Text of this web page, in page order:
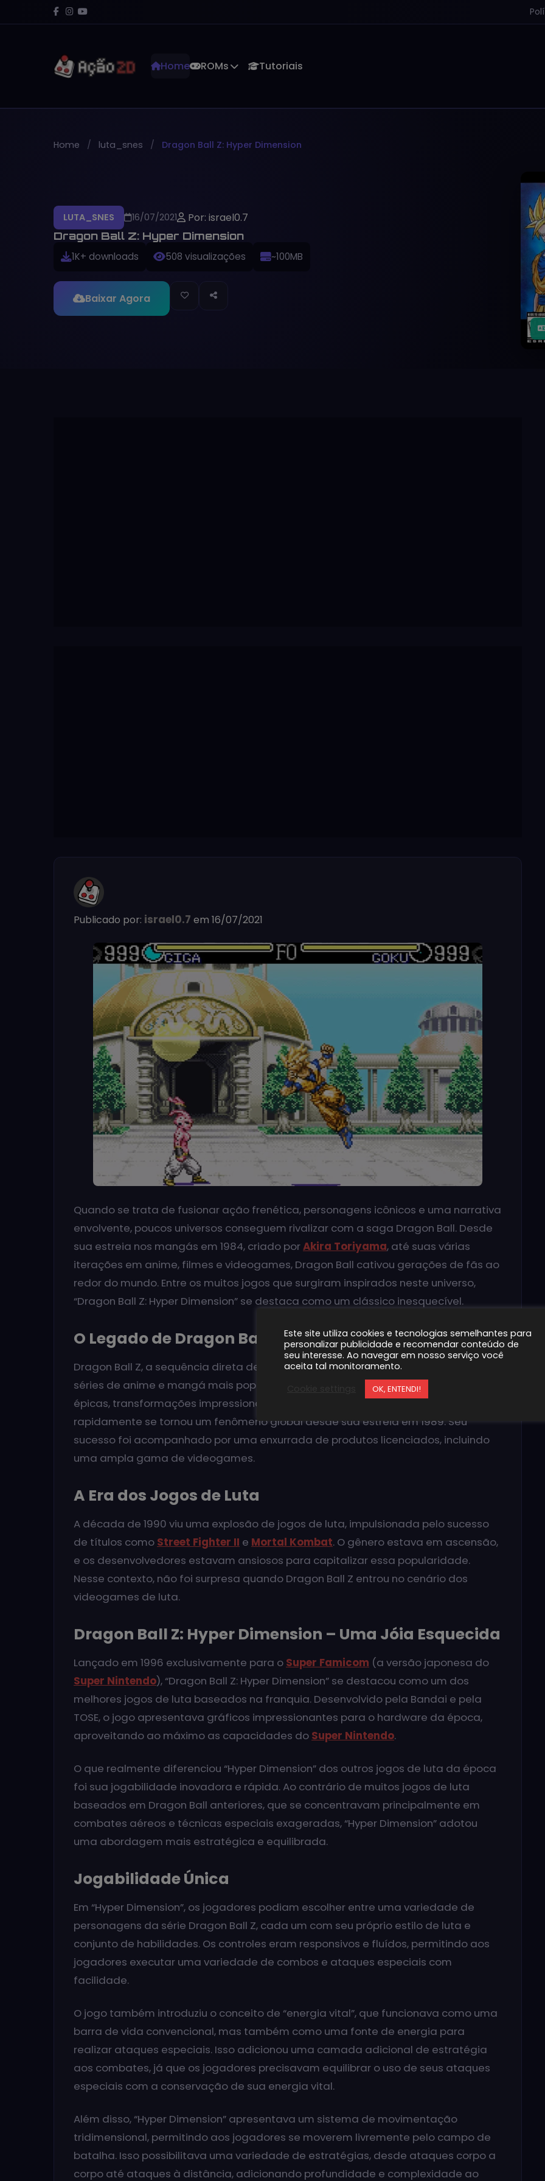
Home ROMs Tutoriais
Home luta_snes Dragon Ball Z: Hyper Dimension
LUTA_SNES 16/07/2021 Por: israel0.7
Dragon Ball Z: Hyper Dimension
1K+ downloads 508 visualizações ~100MB
Baixar Agora
Publicado por: israel0.7 em 16/07/2021
Quando se trata de fusionar ação frenética, personagens icônicos e uma narrativa
envolvente, poucos universos conseguem rivalizar com a saga Dragon Ball. Desde
sua estreia nos mangás em 1984, criado porAkira Toriyama, até suas várias
iterações em anime, filmes e videogames, Dragon Ball cativou gerações de fãs ao
redor do mundo. Entre os muitos jogos que surgiram inspirados neste universo,
“Dragon Ball Z: Hyper Dimension” se destaca como um clássico inesquecível.
O Legado de Dragon Ball Z
Dragon Ball Z, a sequência direta de Dragon Ball, consolidou-se como uma das
séries de anime e mangá mais populares de todos os tempos. Com suas batalhas
épicas, transformações impressionantes e personagens carismáticos, a franquia
rapidamente se tornou um fenômeno global desde sua estreia em 1989. Seu
sucesso foi acompanhado por uma enxurrada de produtos licenciados, incluindo
uma ampla gama de videogames.
A Era dos Jogos de Luta
A década de 1990 viu uma explosão de jogos de luta, impulsionada pelo sucesso
de títulos como Street Fighter II e Mortal Kombat. O gênero estava em ascensão,
e os desenvolvedores estavam ansiosos para capitalizar essa popularidade.
Nesse contexto, não foi surpresa quando Dragon Ball Z entrou no cenário dos
videogames de luta.
Dragon Ball Z: Hyper Dimension – Uma Jóia Esquecida
Lançado em 1996 exclusivamente para o Super Famicom (a versão japonesa do
Super Nintendo), “Dragon Ball Z: Hyper Dimension” se destacou como um dos
melhores jogos de luta baseados na franquia. Desenvolvido pela Bandai e pela
TOSE, o jogo apresentava gráficos impressionantes para o hardware da época,
aproveitando ao máximo as capacidades do Super Nintendo.
O que realmente diferenciou “Hyper Dimension” dos outros jogos de luta da época
foi sua jogabilidade inovadora e rápida. Ao contrário de muitos jogos de luta
baseados em Dragon Ball anteriores, que se concentravam principalmente em
combates aéreos e técnicas especiais exageradas, “Hyper Dimension” adotou
uma abordagem mais estratégica e equilibrada.
Jogabilidade Única
Em “Hyper Dimension”, os jogadores podiam escolher entre uma variedade de
personagens da série Dragon Ball Z, cada um com seu próprio estilo de luta e
conjunto de habilidades. Os controles eram responsivos e fluídos, permitindo aos
jogadores executar uma variedade de combos e ataques especiais com
facilidade.
O jogo também introduziu o conceito de “energia vital”, que funcionava como uma
barra de vida convencional, mas também como uma fonte de energia para
realizar ataques especiais. Isso adicionou uma camada adicional de estratégia
aos combates, já que os jogadores precisavam equilibrar o uso de seus ataques
especiais com a conservação de sua energia vital.
Além disso, “Hyper Dimension” apresentava um sistema de movimentação
tridimensional, permitindo aos jogadores se moverem livremente pelo campo de
batalha. Isso possibilitava uma variedade de estratégias, desde ataques corpo a
corpo até ataques à distância, adicionando profundidade e complexidade ao
Este site utiliza cookies e tecnologias semelhantes para
personalizar publicidade e recomendar conteúdo de
seu interesse. Ao navegar em nosso serviço você
aceita tal monitoramento.
OK, ENTENDI!